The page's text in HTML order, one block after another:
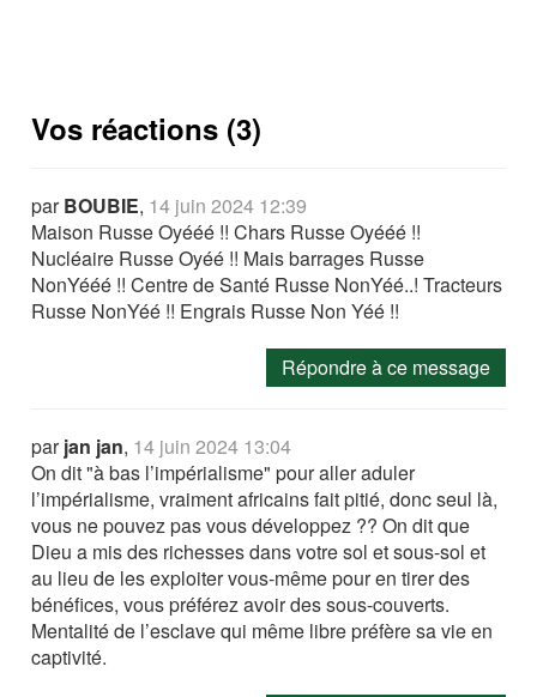
Vos réactions (3)
parBOUBIE, 14 juin 2024 12:39
Maison Russe Oyééé !! Chars Russe Oyééé !!
Nucléaire Russe Oyéé !! Mais barrages Russe
NonYééé !! Centre de Santé Russe NonYéé..! Tracteurs
Russe NonYéé !! Engrais Russe Non Yéé !!
Répondre à ce message
parjan jan, 14 juin 2024 13:04
On dit "à bas l’impérialisme" pour aller aduler
l’impérialisme, vraiment africains fait pitié, donc seul là,
vous ne pouvez pas vous développez ?? On dit que
Dieu a mis des richesses dans votre sol et sous-sol et
au lieu de les exploiter vous-même pour en tirer des
bénéfices, vous préférez avoir des sous-couverts.
Mentalité de l’esclave qui même libre préfère sa vie en
captivité.